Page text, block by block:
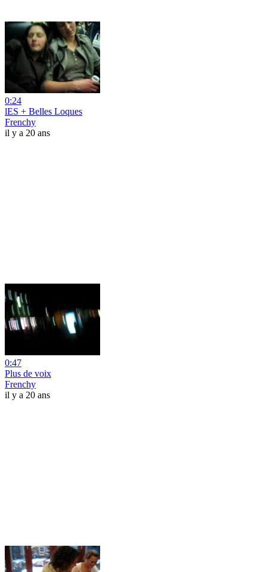
0:24
lES + Belles Loques
Frenchy
il y a 20 ans
0:47
Plus de voix
Frenchy
il y a 20 ans